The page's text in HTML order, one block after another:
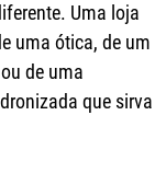
Uma loja
uma ótica, de um
de uma
que sirva